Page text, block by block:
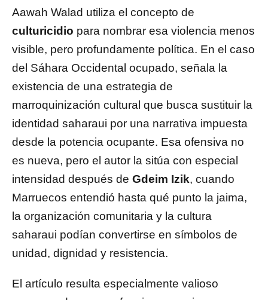
Aawah Walad utiliza el concepto de
culturicidio para nombrar esa violencia menos
visible, pero profundamente política. En el caso
del Sáhara Occidental ocupado, señala la
existencia de una estrategia de
marroquinización cultural que busca sustituir la
identidad saharaui por una narrativa impuesta
desde la potencia ocupante. Esa ofensiva no
es nueva, pero el autor la sitúa con especial
intensidad después de Gdeim Izik, cuando
Marruecos entendió hasta qué punto la jaima,
la organización comunitaria y la cultura
saharaui podían convertirse en símbolos de
unidad, dignidad y resistencia.
El artículo resulta especialmente valioso